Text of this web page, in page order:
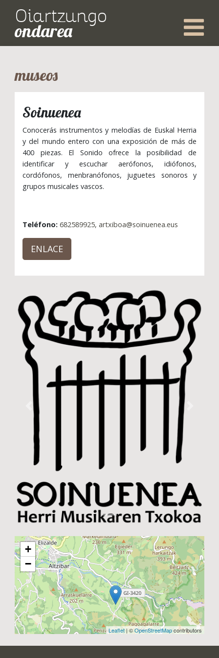
Oiartzungo
ondarea
museos
Soinuenea
Conocerás instrumentos y melodías de Euskal Herria
y del mundo entero con una exposición de más de
400 piezas. El Sonido ofrece la posibilidad de
identificar y escuchar aerófonos, idiófonos,
cordófonos, menbranófonos, juguetes sonoros y
grupos musicales vascos.
Teléfono: 682589925, artxiboa@soinuenea.eus
ENLACE
Previous
+
−
Leaflet| ©OpenStreetMapcontributors